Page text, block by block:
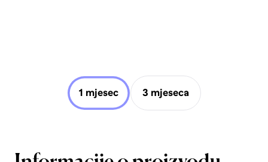
1 mjesec 3 mjeseca